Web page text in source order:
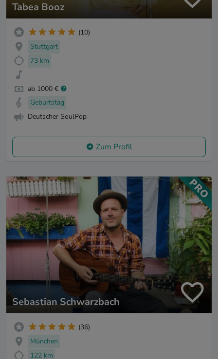
Tabea Booz
(10)
Stuttgart
73 km
ab 1000 €
Geburtstag
Deutscher SoulPop
Zum Profil
Sebastian Schwarzbach
(36)
München
122 km